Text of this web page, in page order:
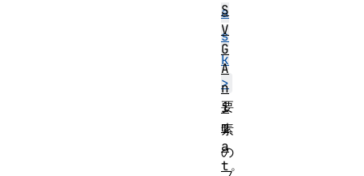
a
s
k
>
要
素
の
S
V
G
A
n
i
m
a
t